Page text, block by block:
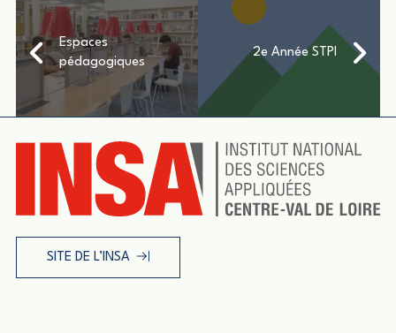
Espaces
pédagogiques
2e Année STPI
SITE DE L’INSA